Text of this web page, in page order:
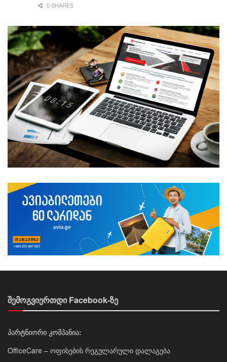
0 SHARES
შემოგვიერთდი Facebook-ზე
პარტნიორი კომპანია:
OfficeCare – ოფისების რეგულარული დალაგება